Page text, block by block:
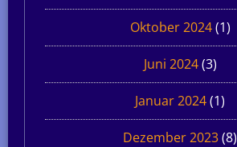
Oktober 2024(1)
Juni 2024(3)
Januar 2024(1)
Dezember 2023(8)